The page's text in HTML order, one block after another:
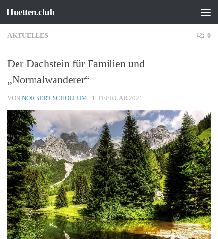
Zum Inhalt springen
Huetten.club
AKTUELLES 0
Der Dachstein für Familien und
„Normalwanderer“
VON NORBERT SCHOLLUM · 1. FEBRUAR 2021